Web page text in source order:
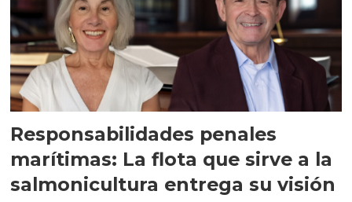
Responsabilidades penales
marítimas: La flota que sirve a la
salmonicultura entrega su visión